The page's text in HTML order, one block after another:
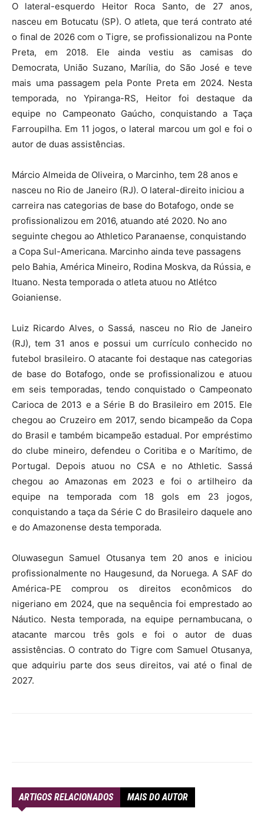
O lateral-esquerdo Heitor Roca Santo, de 27 anos,
nasceu em Botucatu (SP). O atleta, que terá contrato até
o final de 2026 com o Tigre, se profissionalizou na Ponte
Preta, em 2018. Ele ainda vestiu as camisas do
Democrata, União Suzano, Marília, do São José e teve
mais uma passagem pela Ponte Preta em 2024. Nesta
temporada, no Ypiranga-RS, Heitor foi destaque da
equipe no Campeonato Gaúcho, conquistando a Taça
Farroupilha. Em 11 jogos, o lateral marcou um gol e foi o
autor de duas assistências.
Márcio Almeida de Oliveira, o Marcinho, tem 28 anos e
nasceu no Rio de Janeiro (RJ). O lateral-direito iniciou a
carreira nas categorias de base do Botafogo, onde se
profissionalizou em 2016, atuando até 2020. No ano
seguinte chegou ao Athletico Paranaense, conquistando
a Copa Sul-Americana. Marcinho ainda teve passagens
pelo Bahia, América Mineiro, Rodina Moskva, da Rússia, e
Ituano. Nesta temporada o atleta atuou no Atlétco
Goianiense.
Luiz Ricardo Alves, o Sassá, nasceu no Rio de Janeiro
(RJ), tem 31 anos e possui um currículo conhecido no
futebol brasileiro. O atacante foi destaque nas categorias
de base do Botafogo, onde se profissionalizou e atuou
em seis temporadas, tendo conquistado o Campeonato
Carioca de 2013 e a Série B do Brasileiro em 2015. Ele
chegou ao Cruzeiro em 2017, sendo bicampeão da Copa
do Brasil e também bicampeão estadual. Por empréstimo
do clube mineiro, defendeu o Coritiba e o Marítimo, de
Portugal. Depois atuou no CSA e no Athletic. Sassá
chegou ao Amazonas em 2023 e foi o artilheiro da
equipe na temporada com 18 gols em 23 jogos,
conquistando a taça da Série C do Brasileiro daquele ano
e do Amazonense desta temporada.
Oluwasegun Samuel Otusanya tem 20 anos e iniciou
profissionalmente no Haugesund, da Noruega. A SAF do
América-PE comprou os direitos econômicos do
nigeriano em 2024, que na sequência foi emprestado ao
Náutico. Nesta temporada, na equipe pernambucana, o
atacante marcou três gols e foi o autor de duas
assistências. O contrato do Tigre com Samuel Otusanya,
que adquiriu parte dos seus direitos, vai até o final de
2027.
ARTIGOS RELACIONADOS MAIS DO AUTOR